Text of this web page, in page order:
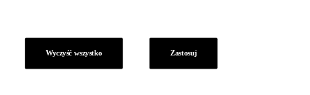
Wyczyść wszystko Zastosuj